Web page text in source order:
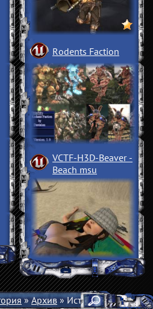
Rodents Faction
VCTF-H3D-Beaver ­
Beach msu
»Архив» История одного